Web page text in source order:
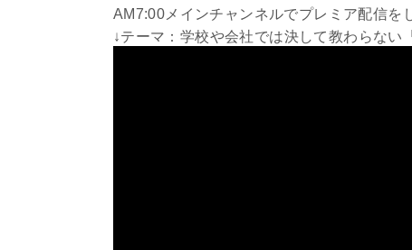
AM7:00メインチャンネルでプレミア配信を
↓テーマ：学校や会社では決して教わらな